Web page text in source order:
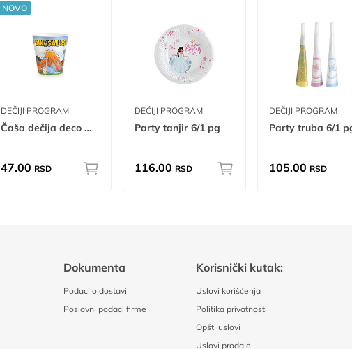
NOVO
DEČIJI PROGRAM
Čaša dečija deco 0.200L
47.00 RSD
DEČIJI PROGRAM
Party tanjir 6/1 pg
116.00 RSD
DEČIJI PROGRAM
Party truba 6/1
105.00 RSD
Dokumenta
Podaci o dostavi
Poslovni podaci firme
Korisnički kutak:
Uslovi korišćenja
Politika privatnosti
Opšti uslovi
Uslovi prodaje